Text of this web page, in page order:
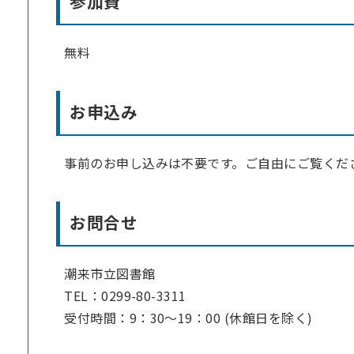
無料
お申込み
事前のお申し込みは不要です。ご自由にご覧くだ
お問合せ
潮来市立図書館
TEL：0299-80-3311
受付時間：9：30～19：00 (休館日を除く)